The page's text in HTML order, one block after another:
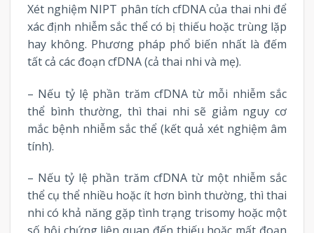
Xét nghiệm NIPT phân tích cfDNA của thai nhi để
xác định nhiễm sắc thể có bị thiếu hoặc trùng lặp
hay không. Phương pháp phổ biến nhất là đếm
tất cả các đoạn cfDNA (cả thai nhi và mẹ).
– Nếu tỷ lệ phần trăm cfDNA từ mỗi nhiễm sắc
thể bình thường, thì thai nhi sẽ giảm nguy cơ
mắc bệnh nhiễm sắc thể (kết quả xét nghiệm âm
tính).
– Nếu tỷ lệ phần trăm cfDNA từ một nhiễm sắc
thể cụ thể nhiều hoặc ít hơn bình thường, thì thai
nhi có khả năng gặp tình trạng trisomy hoặc một